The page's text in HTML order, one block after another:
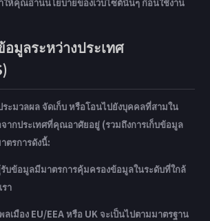
มูลระหว่างประเทศ
มวลผล จัดเก็บ หรือโอนไปยังบุคคลที่สามใน
ากประเทศที่คุณอาศัยอยู่ (รวมถึงการเก็บข้อมูล
ตรการดังนี้:
บข้อมูลมีมาตรการคุ้มครองข้อมูลในระดับที่ใกล้
า
เมือง EU/EEA หรือ UK จะเป็นไปตามมาตรฐาน